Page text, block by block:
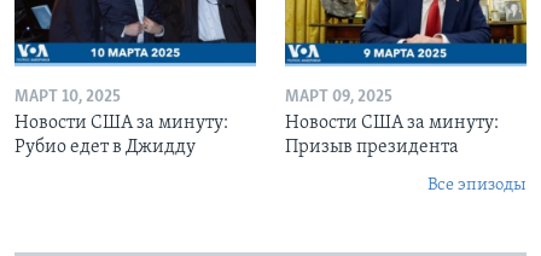
МАРТ 10, 2025
Новости США за минуту:
Рубио едет в Джидду
МАРТ 09, 2025
Новости США за минуту:
Призыв президента
Все эпизоды